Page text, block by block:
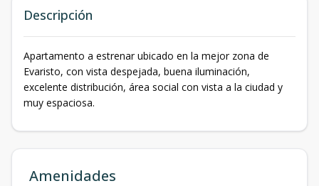
Descripción
Apartamento a estrenar ubicado en la mejor zona de
Evaristo, con vista despejada, buena iluminación,
excelente distribución, área social con vista a la ciudad y
muy espaciosa.
Amenidades